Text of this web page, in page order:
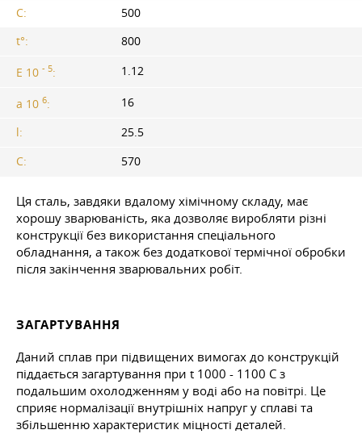
C:
500
t°:
800
E 10 - 5: 1.12
a 10 6: 16
l:
25.5
C:
570
Ця сталь, завдяки вдалому хімічному складу, має
хорошу зварюваність, яка дозволяє виробляти різні
конструкції без використання спеціального
обладнання, а також без додаткової термічної обробки
після закінчення зварювальних робіт.
ЗАГАРТУВАННЯ
Даний сплав при підвищених вимогах до конструкцій
піддається загартування при t 1000 - 1100 С з
подальшим охолодженням у воді або на повітрі. Це
сприяє нормалізації внутрішніх напруг у сплаві та
збільшенню характеристик міцності деталей.